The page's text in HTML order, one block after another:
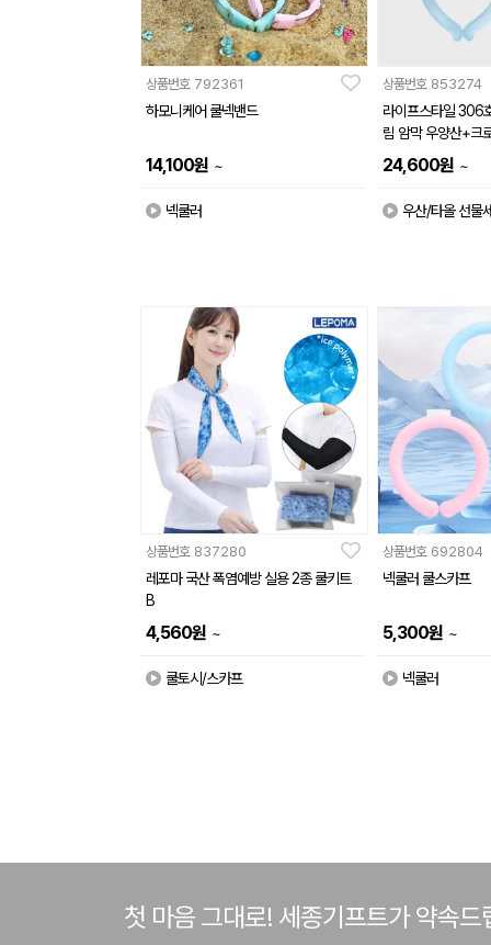
상품번호 792361
하모니케어 쿨넥밴드
14,100원 ~
넥쿨러
상품번호 853274
라이프스타일 306
림 암막 우양산+크
+아이스 넥쿨러)
24,600원 ~
우산/타올 선물
상품번호 837280
레포마 국산 폭염예방 실용 2종 쿨키트
B
4,560원 ~
쿨토시/스카프
상품번호 692804
넥쿨러 쿨스카프
5,300원 ~
넥쿨러
첫 마음 그대로! 세종기프트가 약속드